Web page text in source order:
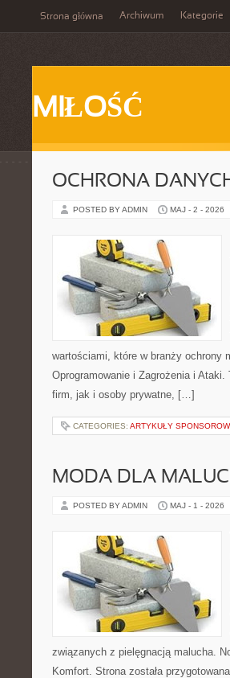
Strona główna Archiwum Kategorie
MIŁOŚĆ
OCHRONA
POSTED BY ADMIN MAJ - 2 - 2026
wartościami, które w branży ochrony
Oprogramowanie i Zagrożenia i
firm, jak i osoby prywatne, […]
CATEGORIES: ARTYKUŁY
MODA DLA
POSTED BY ADMIN MAJ - 1 - 2026
związanych z pielęgnacją malucha.
Komfort. Strona została